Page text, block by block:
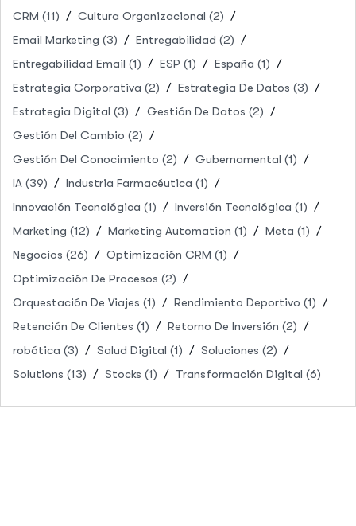
CRM (11) Cultura Organizacional (2)
Email Marketing (3) Entregabilidad (2)
Entregabilidad Email (1) ESP (1) España (1)
Estrategia Corporativa (2) Estrategia De Datos (3)
Estrategia Digital (3) Gestión De Datos (2)
Gestión Del Cambio (2)
Gestión Del Conocimiento (2) Gubernamental (1)
IA (39) Industria Farmacéutica (1)
Innovación Tecnológica (1) Inversión Tecnológica (1)
Marketing (12) Marketing Automation (1) Meta (1)
Negocios (26) Optimización CRM (1)
Optimización De Procesos (2)
Orquestación De Viajes (1) Rendimiento Deportivo (1)
Retención De Clientes (1) Retorno De Inversión (2)
robótica (3) Salud Digital (1) Soluciones (2)
Solutions (13) Stocks (1) Transformación Digital (6)